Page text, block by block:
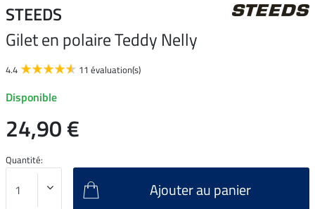
STEEDS
Gilet en polaire Teddy Nelly
4.4 11 évaluation(s)
Disponible
24,90 €
Quantité:
Ajouter au panier